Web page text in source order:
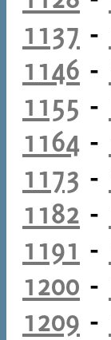
1137 -
1146 -
1155 -
1164 -
1173 -
1182 -
1191 -
1200 -
1209 -